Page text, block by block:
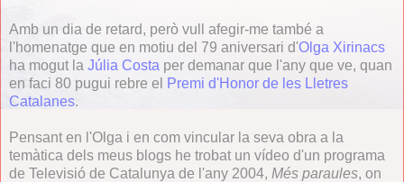
Amb un dia de retard, però vull afegir-me també a
l'homenatge que en motiu del 79 aniversari d'Olga Xirinacs
ha mogut la Júlia Costa per demanar que l'any que ve, quan
en faci 80 pugui rebre el
Premi d'Honor de les Lletres
Catalanes.
Pensant en l'Olga i en com vincular la seva obra a la
temàtica dels meus blogs he trobat un vídeo d'un programa
de Televisió de Catalunya de l'any 2004, Més paraules, on